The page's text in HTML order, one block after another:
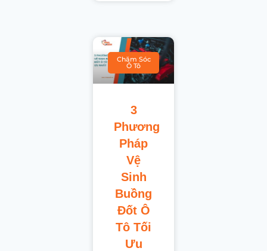
Chăm Sóc
Ô Tô
3
Phương
Pháp
Vệ
Sinh
Buồng
Đốt Ô
Tô Tối
Ưu